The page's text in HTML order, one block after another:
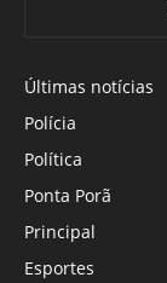
Últimas notícias
Polícia
Política
Ponta Porã
Principal
Esportes